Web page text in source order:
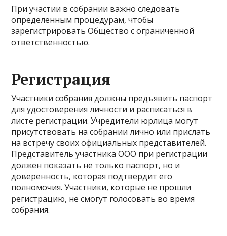
При участии в собрании важно следовать
определенным процедурам, чтобы
зарегистрировать Общество с ограниченной
ответственностью.
Регистрация
Участники собрания должны предъявить паспорт
для удостоверения личности и расписаться в
листе регистрации. Учредители юрлица могут
присутствовать на собрании лично или прислать
на встречу своих официальных представителей.
Представитель участника ООО при регистрации
должен показать не только паспорт, но и
доверенность, которая подтвердит его
полномочия. Участники, которые не прошли
регистрацию, не смогут голосовать во время
собрания.